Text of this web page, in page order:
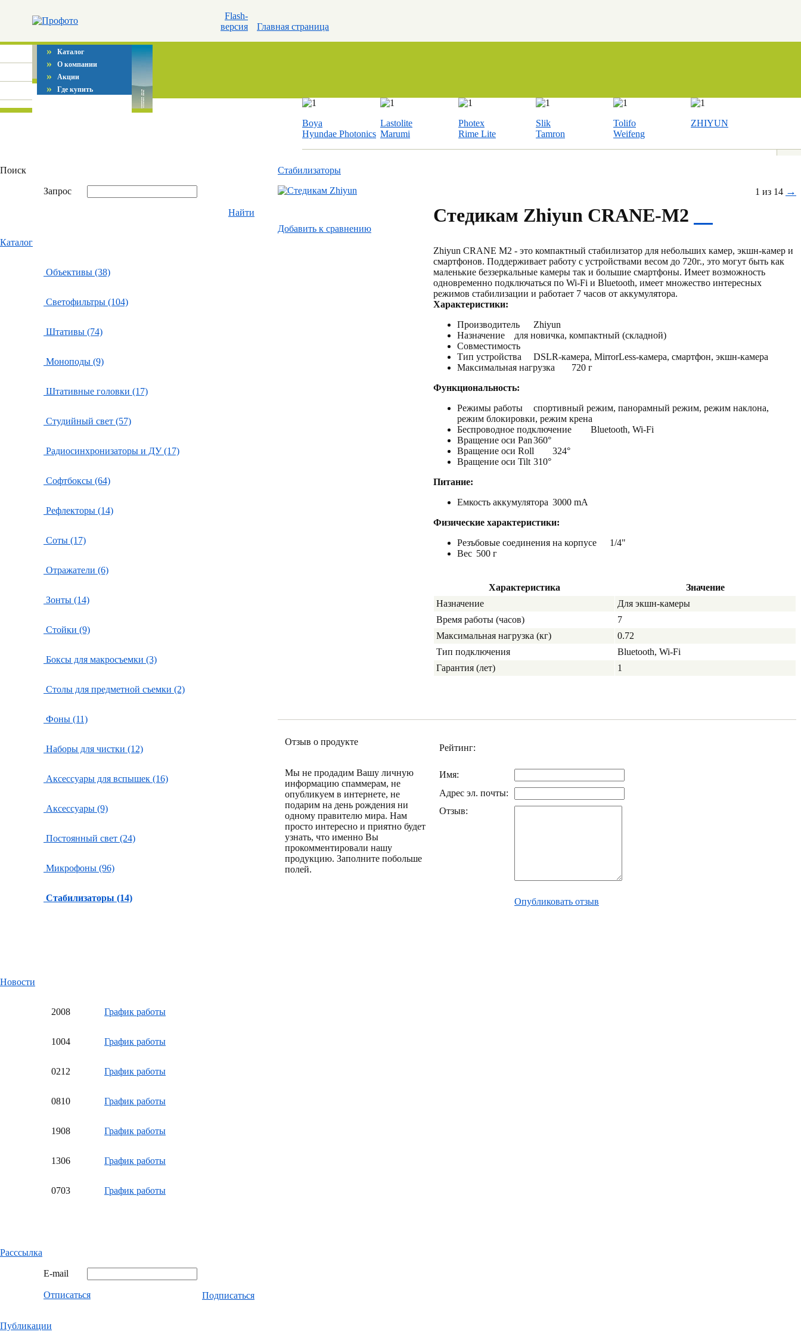
Flash-
версия
Главная страница
» Каталог
» О компании
» Акции
» Где купить
Boya
Hyundae Photonics
Lastolite
Marumi
Photex
Rime Lite
Slik
Tamron
Tolifo
Weifeng
ZHIYUN
Поиск
Запрос
Найти
Каталог
Объективы (38)
Светофильтры (104)
Штативы (74)
Моноподы (9)
Штативные головки (17)
Студийный свет (57)
Радиосинхронизаторы и ДУ (17)
Софтбоксы (64)
Рефлекторы (14)
Соты (17)
Отражатели (6)
Зонты (14)
Стойки (9)
Боксы для макросъемки (3)
Столы для предметной съемки (2)
Фоны (11)
Наборы для чистки (12)
Аксессуары для вспышек (16)
Аксессуары (9)
Постоянный свет (24)
Микрофоны (96)
Стабилизаторы (14)
Новости
2008 График работы
1004 График работы
0212 График работы
0810 График работы
1908 График работы
1306 График работы
0703 График работы
Расссылка
E-mail
Отписаться Подписаться
Публикации
Стабилизаторы
Добавить к cравнению
1 из 14 →
Стедикам Zhiyun CRANE-M2
Zhiyun CRANE M2 - это компактный стабилизатор для небольших камер, экшн-камер и
смартфонов. Поддерживает работу с устройствами весом до 720г., это могут быть как
маленькие беззеркальные камеры так и большие смартфоны. Имеет возможность
одновременно подключаться по Wi-Fi и Bluetooth, имеет множество интересных
режимов стабилизации и работает 7 часов от аккумулятора.
Характеристики:
Производитель
Zhiyun
Назначение
для новичка, компактный (складной)
Совместимость
Тип устройства
DSLR-камера, MirrorLess-камера, смартфон, экшн-камера
Максимальная нагрузка
720 г
Функциональность:
Режимы работы
спортивный режим, панорамный режим, режим наклона,
режим блокировки, режим крена
Беспроводное подключение
Bluetooth, Wi-Fi
Вращение оси Pan360°
Вращение оси Roll
324°
Вращение оси Tilt 310°
Питание:
Емкость аккумулятора 3000 mA
Физические характеристики:
Резъбовые соединения на корпусе
1/4"
Вес 500 г
Характеристика
Значение
Назначение
Для экшн-камеры
Время работы (часов)
7
Максимальная нагрузка (кг)
0.72
Тип подключения
Bluetooth, Wi-Fi
Гарантия (лет)
1
Отзыв о продукте
Мы не продадим Вашу личную
информацию спаммерам, не
опубликуем в интернете, не
подарим на день рождения ни
одному правителю мира. Нам
просто интересно и приятно будет
узнать, что именно Вы
прокомментировали нашу
продукцию. Заполните побольше
полей.
Рейтинг:
Имя:
Адрес эл. почты:
Отзыв:
Опубликовать отзыв